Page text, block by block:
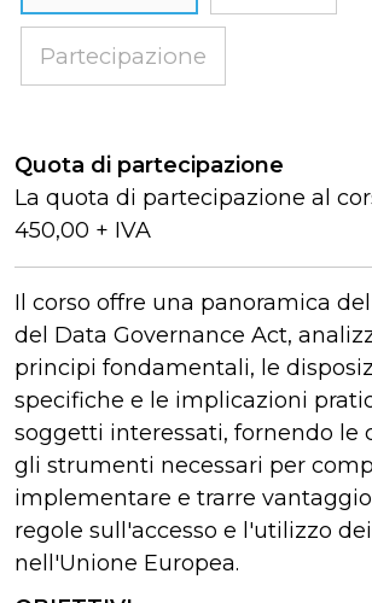
Partecipazione
Quota di partecipazione
La quota di partecipazione al
450,00 + IVA
Il corso offre una panoramica
del Data Governance Act,
principi fondamentali, le
specifiche e le implicazioni
soggetti interessati, fornendo le
gli strumenti necessari per
implementare e trarre
regole sull'accesso e l'utilizzo
nell'Unione Europea.